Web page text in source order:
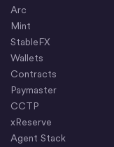
Arc
Mint
StableFX
Wallets
Contracts
Paymaster
CCTP
xReserve
Agent Stack